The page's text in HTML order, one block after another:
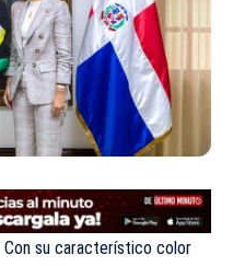
Con su característico color